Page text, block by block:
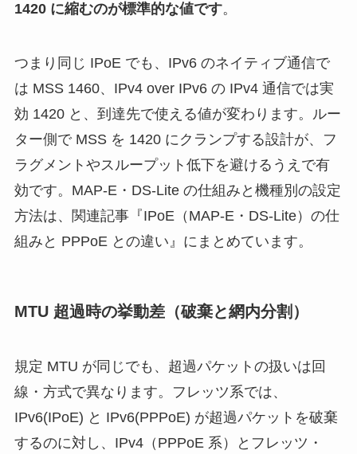
1420 に縮むのが標準的な値です。
つまり同じ IPoE でも、IPv6 のネイティブ通信で
は MSS 1460、IPv4 over IPv6 の IPv4 通信では実
効 1420 と、到達先で使える値が変わります。ルー
ター側で MSS を 1420 にクランプする設計が、フ
ラグメントやスループット低下を避けるうえで有
効です。MAP-E・DS-Lite の仕組みと機種別の設定
方法は、関連記事『IPoE（MAP-E・DS-Lite）の仕
組みと PPPoE との違い』にまとめています。
MTU 超過時の挙動差（破棄と網内分割）
規定 MTU が同じでも、超過パケットの扱いは回
線・方式で異なります。フレッツ系では、
IPv6(IPoE) と IPv6(PPPoE) が超過パケットを破棄
するのに対し、IPv4（PPPoE 系）とフレッツ・